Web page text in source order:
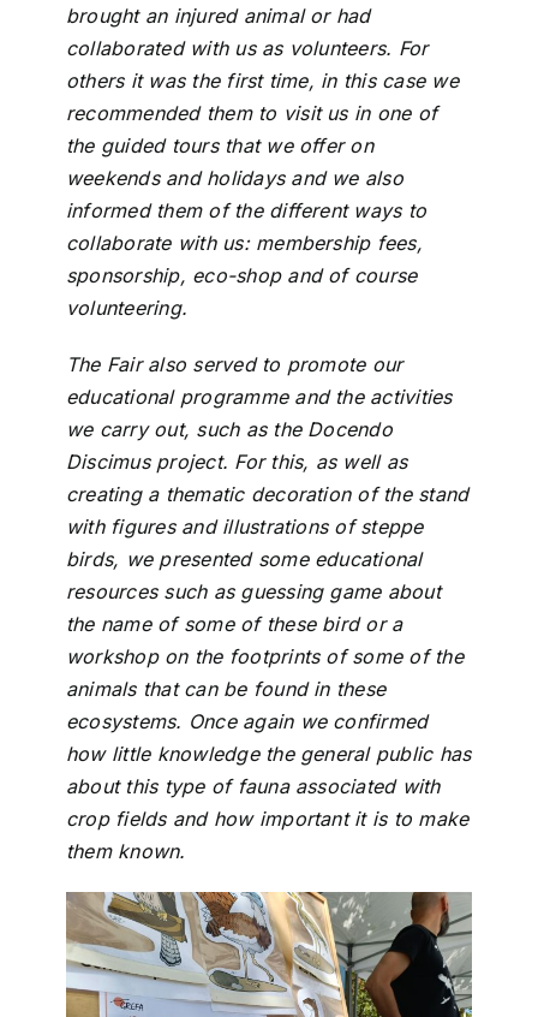
brought an injured animal or had
collaborated with us as volunteers. For
others it was the first time, in this case we
recommended them to visit us in one of
the guided tours that we offer on
weekends and holidays and we also
informed them of the different ways to
collaborate with us: membership fees,
sponsorship, eco-shop and of course
volunteering.
The Fair also served to promote our
educational programme and the activities
we carry out, such as the Docendo
Discimus project. For this, as well as
creating a thematic decoration of the stand
with figures and illustrations of steppe
birds, we presented some educational
resources such as guessing game about
the name of some of these bird or a
workshop on the footprints of some of the
animals that can be found in these
ecosystems. Once again we confirmed
how little knowledge the general public has
about this type of fauna associated with
crop fields and how important it is to make
them known.